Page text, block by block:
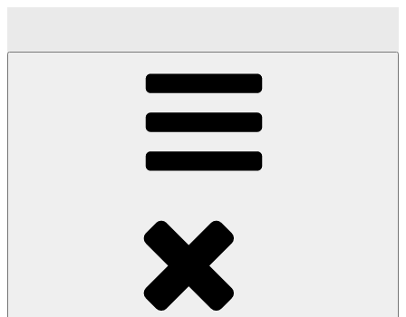
springen